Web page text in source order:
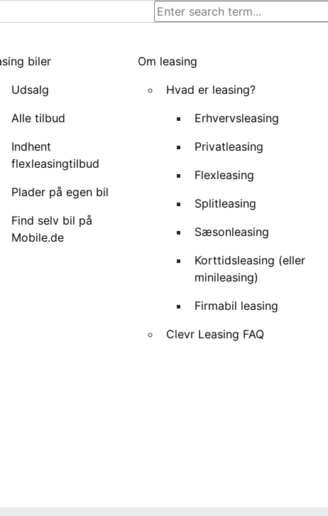
biler
Udsalg
Alle tilbud
Indhent
flexleasingtilbud
Plader på egen bil
Find selv bil på
Mobile.de
Om leasing
Hvad er leasing?
Erhvervsleasing
Privatleasing
Flexleasing
Splitleasing
Sæsonleasing
Korttidsleasing (eller
minileasing)
Firmabil leasing
Clevr Leasing FAQ